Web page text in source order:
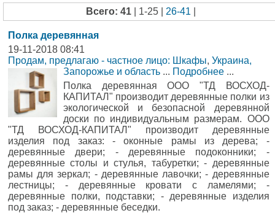
Всего: 41| 1-25 | 26-41
Полка деревянная
19-11-2018 08:41
Продам, предлагаю - частное лицо: Шкафы, Украина,
Запорожье и область ... Подробнее ...
Полка деревянная ООО "ТД ВОСХОД-
КАПИТАЛ" производит деревянные полки из
экологической и безопасной деревянной
доски по индивидуальным размерам. ООО
"ТД ВОСХОД-КАПИТАЛ" производит деревянные
изделия под заказ: - оконные рамы из дерева; -
деревянные двери; - деревянные подоконники; -
деревянные столы и стулья, табуретки; - деревянные
рамы для зеркал; - деревянные лавочки; - деревянные
лестницы; - деревянные кровати с ламелями; -
деревянные полки, подставки; - деревянные изделия
под заказ; - деревянные беседки.